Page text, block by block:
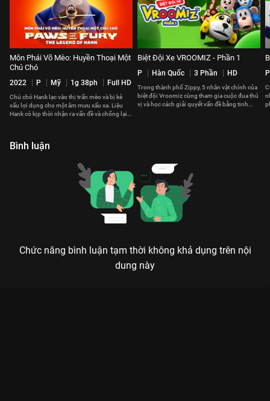
Môn Phái Võ Mèo: Huyền Thoại Một
Chú Chó
2022 P Mỹ 1g 38ph Full HD
Chú chó Hank lạc vào thị trấn mèo và bị kẻ
xấu lợi dụng cho một âm mưu xấu xa. Liệu
Hank có kịp thời nhận ra vấn đề và chống lại
Biệt Đội Xe VROOMIZ - Phần 1
P Hàn Quốc 3 Phần HD
Trong thành phố Zippy, 5 nhân vật chính của
biệt đội Vroomiz cùng tham gia cuộc đua thú
vị và học cách giải quyết vấn đề bằng tinh
P
Bình luận
Chức năng bình luận tạm thời không khả dụng trên nội
dung này